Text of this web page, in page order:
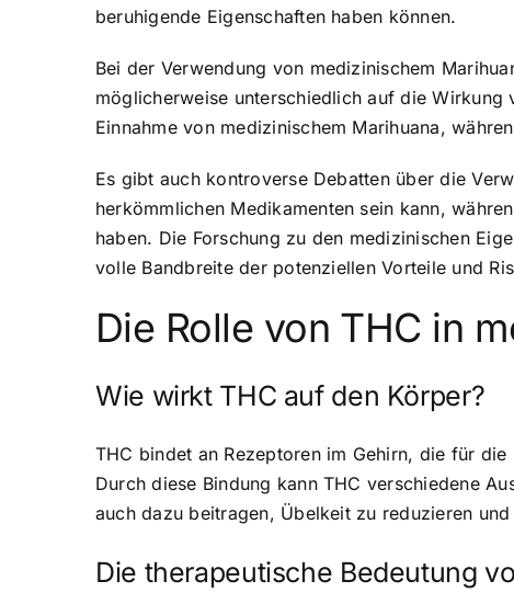
beruhigende Eigenschaften haben können.
Bei der Verwendung von medizinischem
möglicherweise unterschiedlich auf die
Einnahme von medizinischem Marihuana,
Es gibt auch kontroverse Debatten über die
herkömmlichen Medikamenten sein kann,
haben. Die Forschung zu den medizinischen
volle Bandbreite der potenziellen Vorteile und
Die Rolle von THC in
Wie wirkt THC auf den Körper?
THC bindet an Rezeptoren im Gehirn, die für
Durch diese Bindung kann THC verschiedene
auch dazu beitragen, Übelkeit zu reduzieren
Die therapeutische Bedeutung